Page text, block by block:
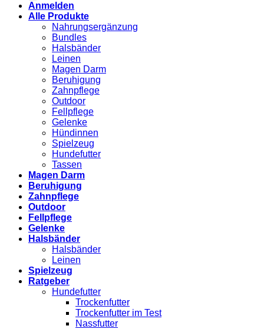
Anmelden
Alle Produkte
Nahrungsergänzung
Bundles
Halsbänder
Leinen
Magen Darm
Beruhigung
Zahnpflege
Outdoor
Fellpflege
Gelenke
Hündinnen
Spielzeug
Hundefutter
Tassen
Magen Darm
Beruhigung
Zahnpflege
Outdoor
Fellpflege
Gelenke
Halsbänder
Halsbänder
Leinen
Spielzeug
Ratgeber
Hundefutter
Trockenfutter
Trockenfutter im Test
Nassfutter